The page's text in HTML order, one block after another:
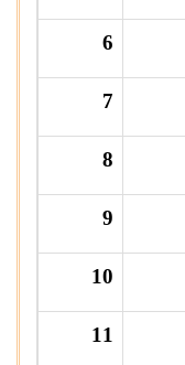
6
7
8
9
10
11